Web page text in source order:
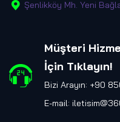
Şenlikköy Mh. Yeni
Müşteri
İçin Tıklayın!
Bizi Arayın: +90
E-mail: